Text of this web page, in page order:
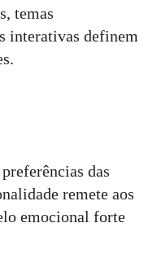
temas
interativas definem
das
remete aos
emocional forte